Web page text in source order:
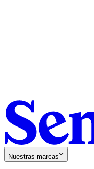
Nuestras marcas